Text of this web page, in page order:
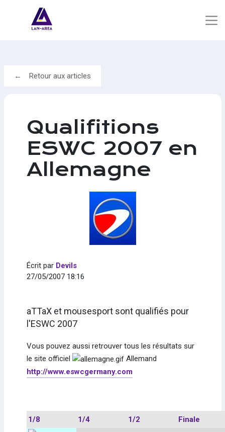
Retour aux articles
Qualifitions
ESWC 2007 en
Allemagne
Écrit par Devils
27/05/2007 18:16
aTTaX et mousesport sont qualifiés pour
l'ESWC 2007
Vous pouvez aussi retrouver tous les résultats sur
le site officiel
Allemand
http://www.eswcgermany.com
1/8 1/4 1/2 Finale